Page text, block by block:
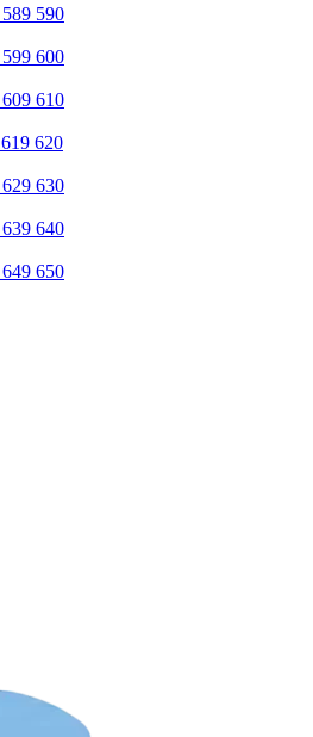
589 590
599 600
609 610
619 620
629 630
639 640
649 650